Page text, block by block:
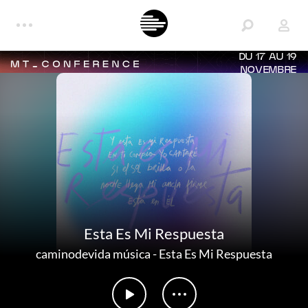
DU 17 AU 19
NOVEMBRE
Esta Es Mi Respuesta
caminodevida música-Esta Es Mi Respuesta